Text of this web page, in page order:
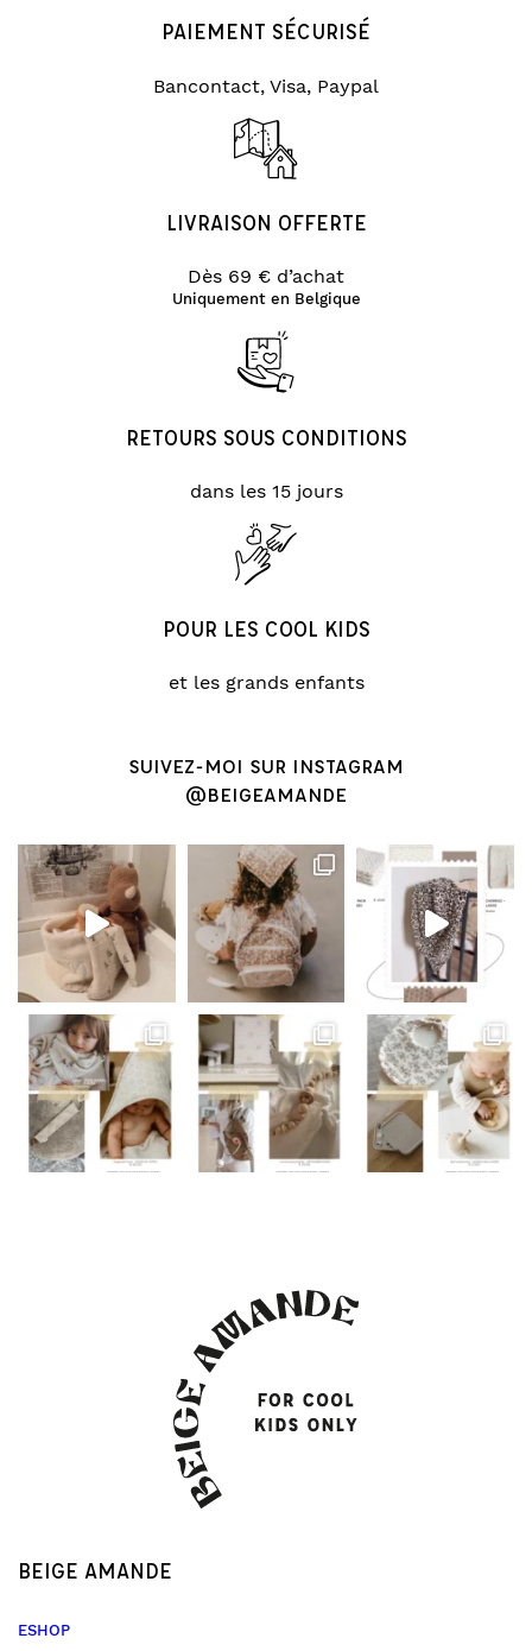
PAIEMENT SÉCURISÉ
Bancontact, Visa, Paypal
LIVRAISON OFFERTE
Dès 69 € d’achat
Uniquement en Belgique
RETOURS SOUS CONDITIONS
dans les 15 jours
POUR LES COOL KIDS
et les grands enfants
SUIVEZ-MOI SUR INSTAGRAM
@BEIGEAMANDE
BEIGE AMANDE
ESHOP